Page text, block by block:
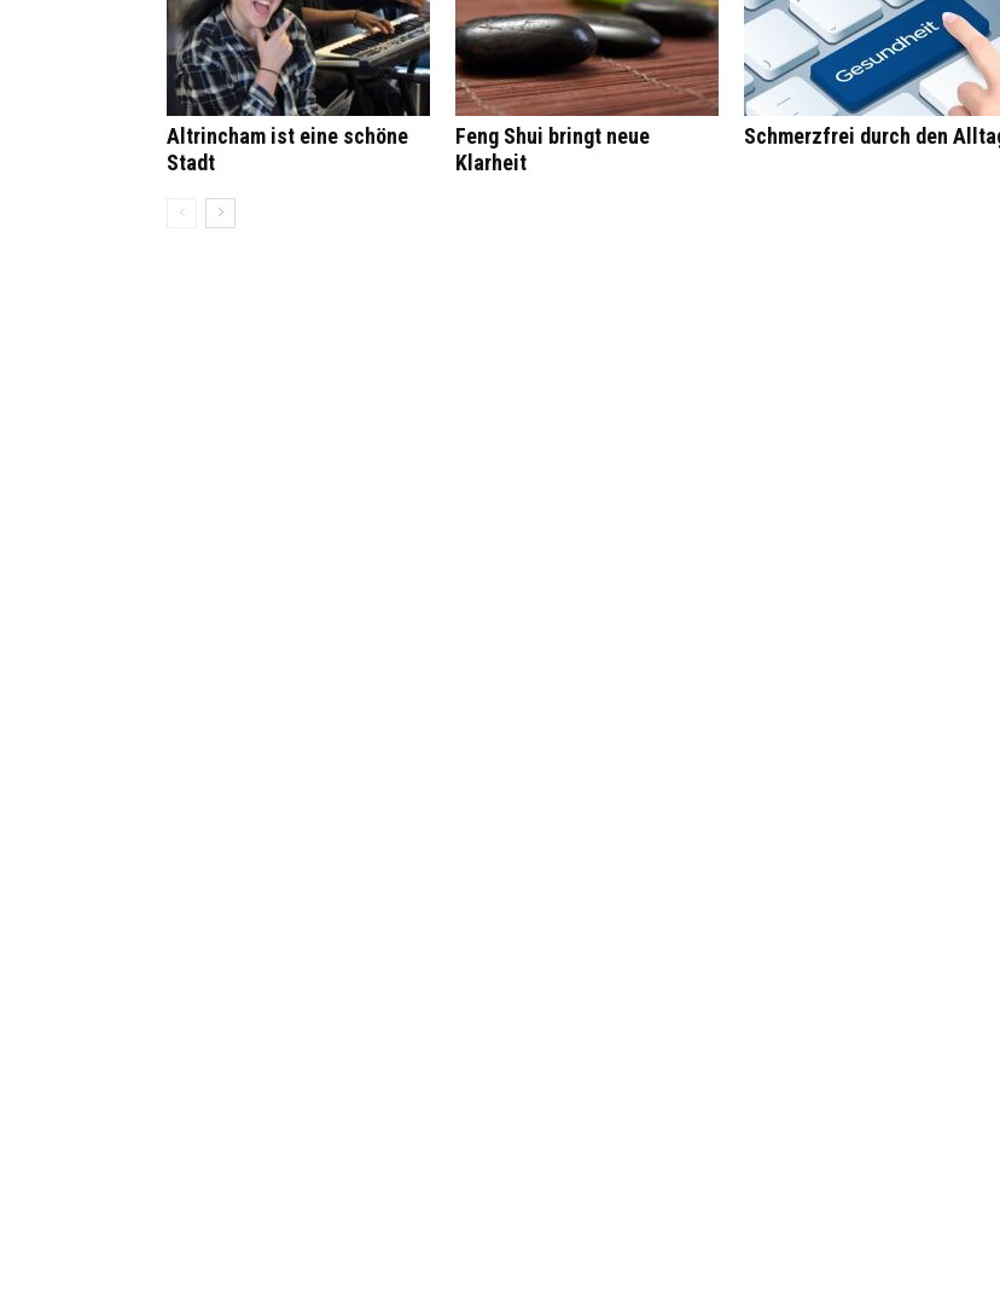
Altrincham ist eine schöne
Stadt
Feng Shui bringt neue
Klarheit
Schmerzfrei durch den